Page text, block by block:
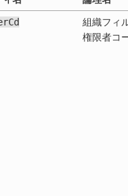
組織フィ
権限者コ